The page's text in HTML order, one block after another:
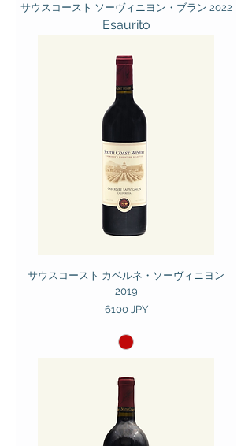
サウスコースト ソーヴィニヨン・ブラン 2022
Esaurito
サウスコースト カベルネ・ソーヴィニヨン
2019
Prezzo
6100 JPY